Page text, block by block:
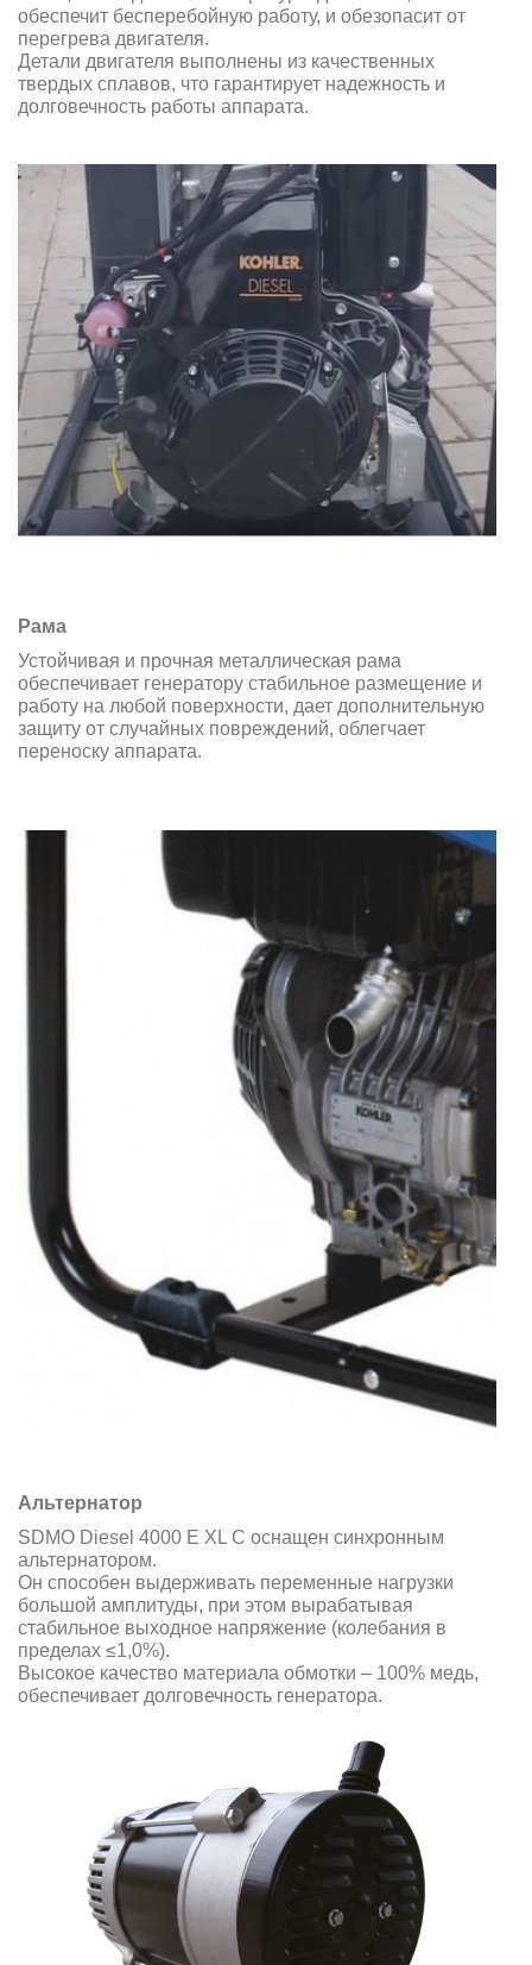
обеспечит бесперебойную работу, и обезопасит от
перегрева двигателя.
Детали двигателя выполнены из качественных
твердых сплавов, что гарантирует надежность и
долговечность работы аппарата.
Рама
Устойчивая и прочная металлическая рама
обеспечивает генератору стабильное размещение и
работу на любой поверхности, дает дополнительную
защиту от случайных повреждений, облегчает
переноску аппарата.
Альтернатор
SDMO Diesel 4000 E XL C оснащен синхронным
альтернатором.
Он способен выдерживать переменные нагрузки
большой амплитуды, при этом вырабатывая
стабильное выходное напряжение (колебания в
пределах ≤1,0%).
Высокое качество материала обмотки – 100% медь,
обеспечивает долговечность генератора.